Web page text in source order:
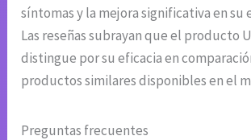
síntomas y la mejora significativa en su
Las reseñas subrayan que el producto
distingue por su eficacia en
productos similares disponibles en el
Preguntas frecuentes